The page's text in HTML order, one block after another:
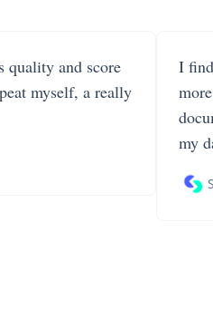
quality and score
myself, a really
I
my